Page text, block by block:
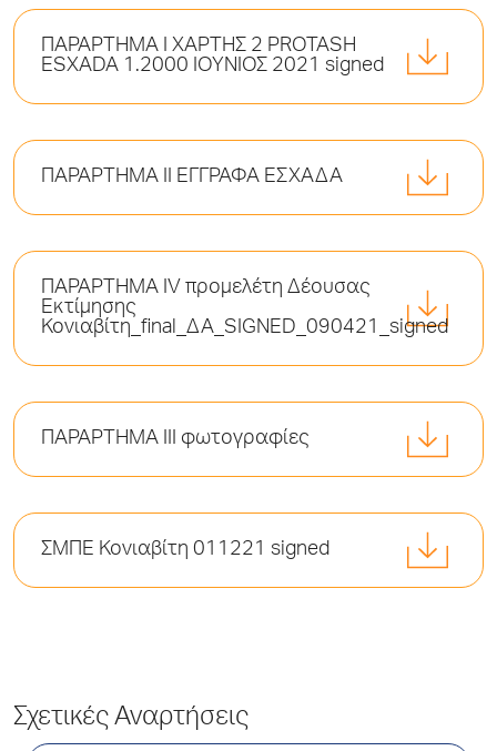
ΠΑΡΑΡΤΗΜΑ I ΧΑΡΤΗΣ 2 PROTASH
ESXADA 1.2000 ΙΟΥΝΙΟΣ 2021 signed
ΠΑΡΑΡΤΗΜΑ II ΕΓΓΡΑΦΑ ΕΣΧΑΔΑ
ΠΑΡΑΡΤΗΜΑ IV προμελέτη Δέουσας
Εκτίμησης
Κονιαβίτη_final_ΔΑ_SIGNED_090421_signed
ΠΑΡΑΡΤΗΜΑ ΙΙΙ φωτογραφίες
ΣΜΠΕ Κονιαβίτη 011221 signed
Σχετικές Αναρτήσεις